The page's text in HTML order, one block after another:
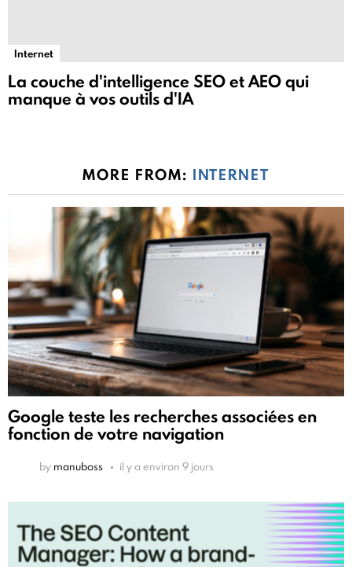
Internet
La couche d'intelligence SEO et AEO qui
manque à vos outils d'IA
MORE FROM: INTERNET
Google teste les recherches associées en
fonction de votre navigation
by manuboss il y a environ 9 jours